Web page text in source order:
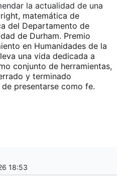
la actualidad de una
matemática de
del Departamento de
de Durham. Premio
en Humanidades de la
una vida dedicada a
conjunto de herramientas,
y terminado
presentarse como fe.
18:53